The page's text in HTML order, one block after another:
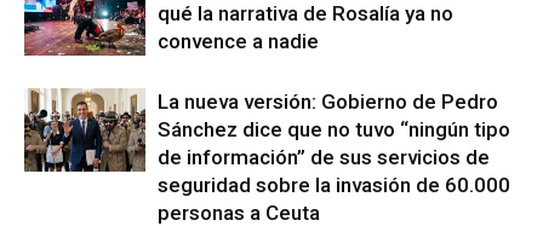
qué la narrativa de Rosalía ya no
convence a nadie
La nueva versión: Gobierno de Pedro
Sánchez dice que no tuvo “ningún tipo
de información” de sus servicios de
seguridad sobre la invasión de 60.000
personas a Ceuta